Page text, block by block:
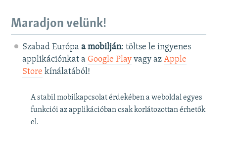
Maradjon velünk!
Szabad Európa a mobilján: töltse le ingyenes
applikációnkat a Google Playvagy az Apple
Store kínálatából!
A stabil mobilkapcsolat érdekében a weboldal egyes
funkciói az applikációban csak korlátozottan érhetők
el.